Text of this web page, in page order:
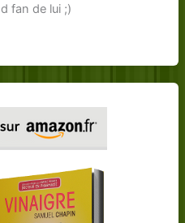
fan de lui ;)